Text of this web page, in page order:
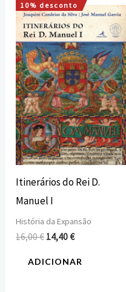
10% desconto
Itinerários do Rei D.
Manuel I
História da Expansão
16,00€
O
preço
original
era:
16,00 €.
14,40€
O
preço
atual
é:
14,40 €.
ADICIONAR